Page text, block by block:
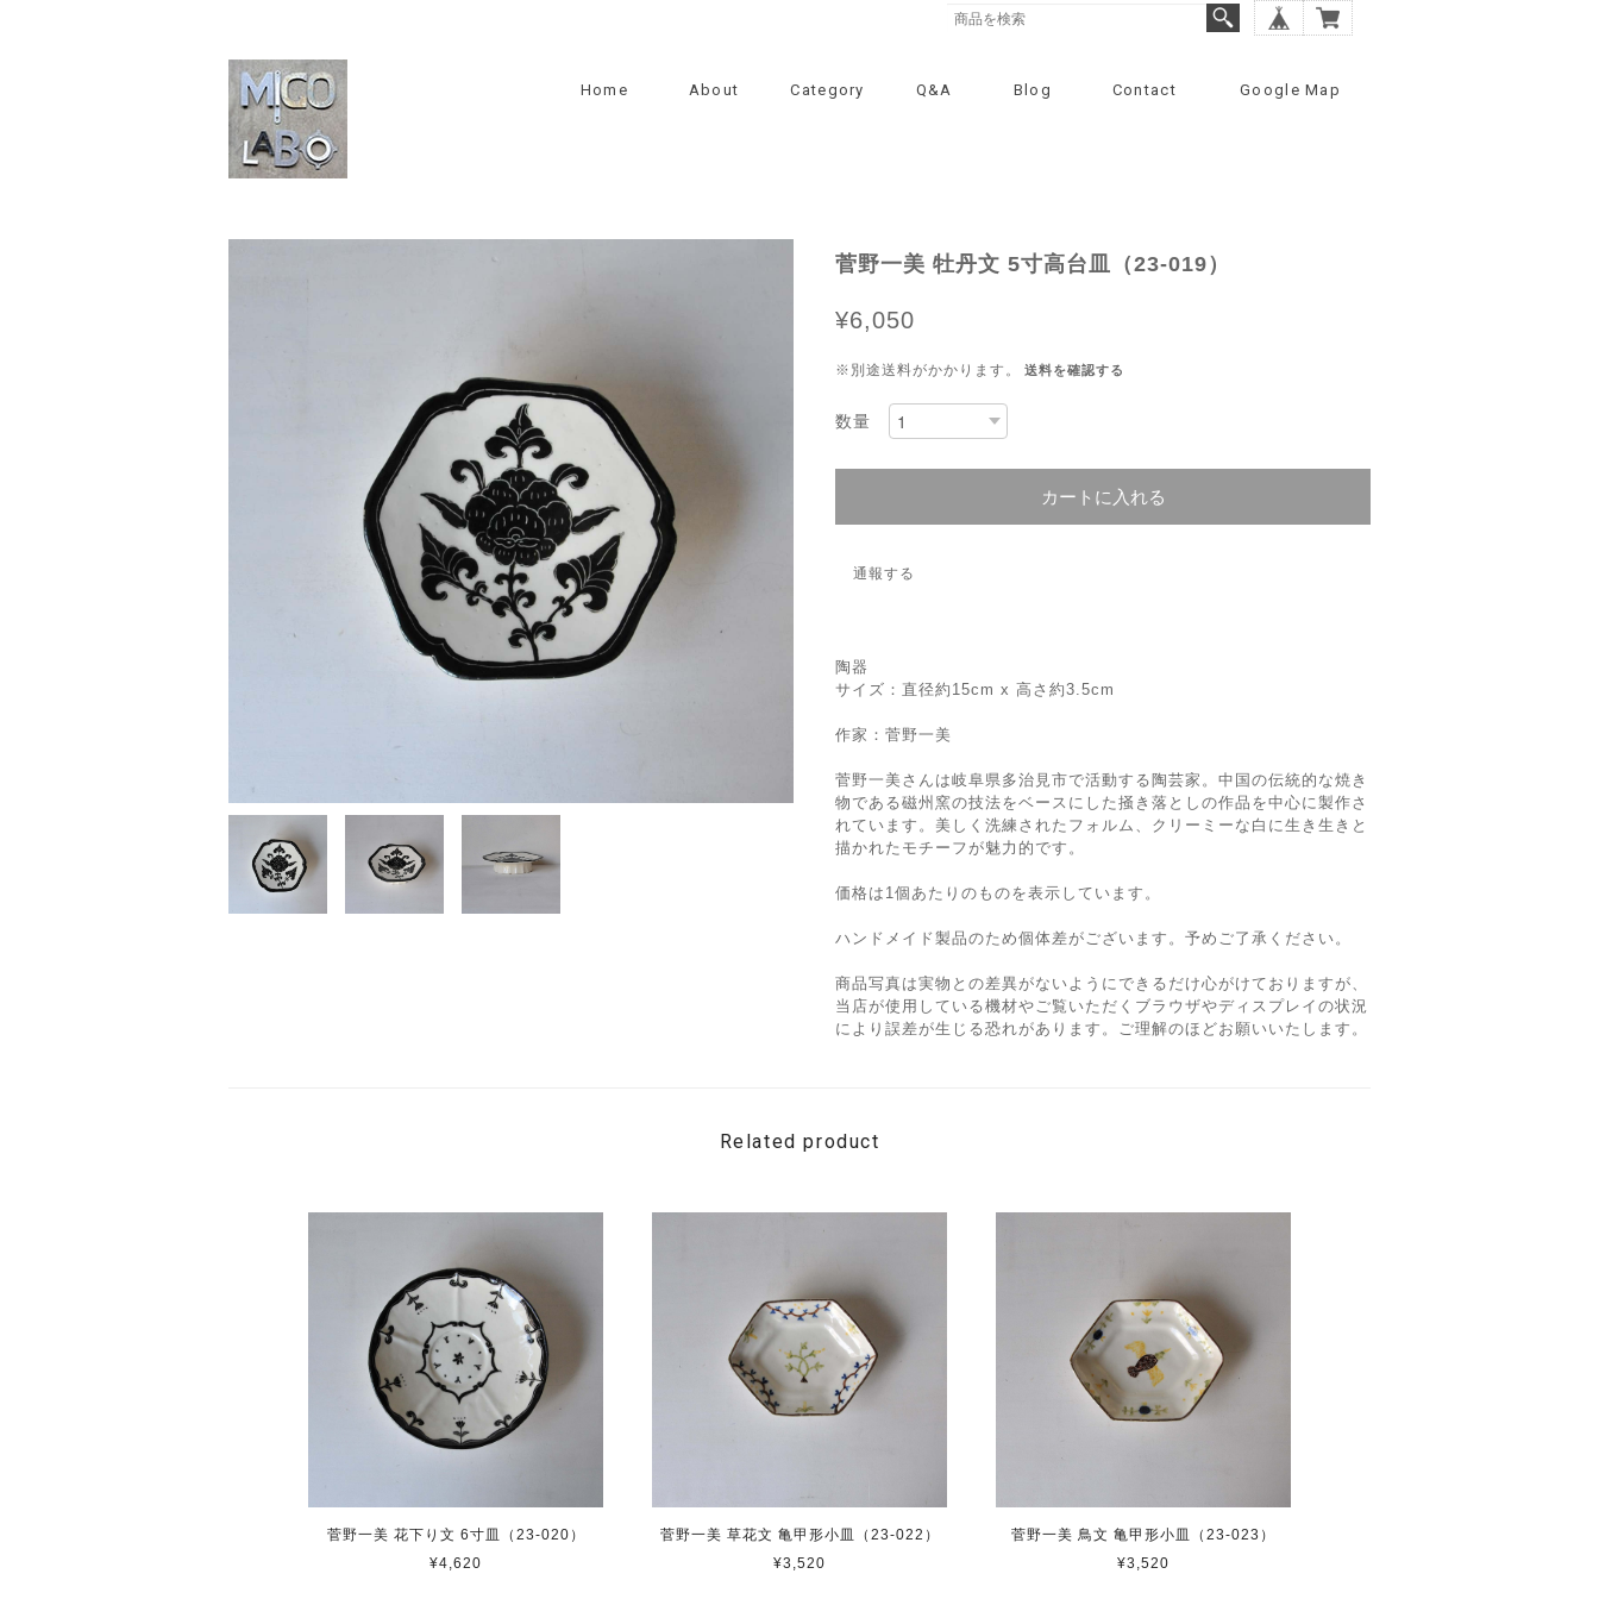
Home About Category Q&A Blog Contact Google Map
菅野一美 牡丹文 5寸高台皿（23-019）
¥6,050
※別途送料がかかります。 送料を確認する
数量
カートに入れる
通報する
陶器
サイズ：直径約15cm x 高さ約3.5cm
作家：菅野一美
菅野一美さんは岐阜県多治見市で活動する陶芸家。中国の伝統的な焼き
物である磁州窯の技法をベースにした掻き落としの作品を中心に製作さ
れています。美しく洗練されたフォルム、クリーミーな白に生き生きと
描かれたモチーフが魅力的です。
価格は1個あたりのものを表示しています。
ハンドメイド製品のため個体差がございます。予めご了承ください。
商品写真は実物との差異がないようにできるだけ心がけておりますが、
当店が使用している機材やご覧いただくブラウザやディスプレイの状況
により誤差が生じる恐れがあります。ご理解のほどお願いいたします。
Related product
菅野一美 花下り文 6寸皿（23-020）
¥4,620
菅野一美 草花文 亀甲形小皿（23-022）
¥3,520
菅野一美 鳥文 亀甲形小皿（23-023）
¥3,520